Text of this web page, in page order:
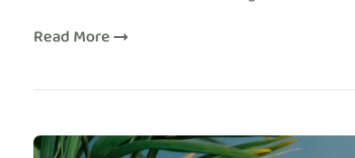
Read More